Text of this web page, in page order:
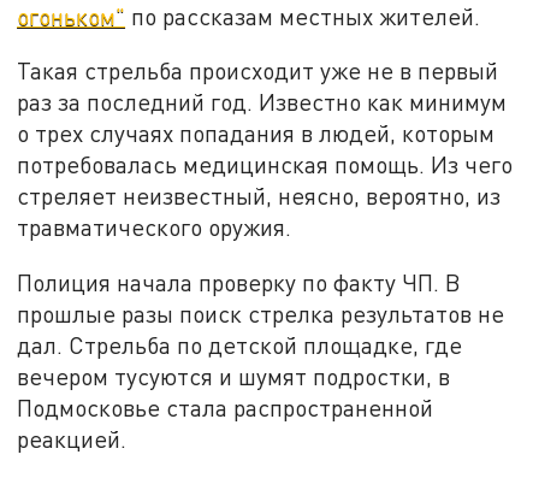
огоньком" по рассказам местных жителей.
Такая стрельба происходит уже не в первый
раз за последний год. Известно как минимум
о трех случаях попадания в людей, которым
потребовалась медицинская помощь. Из чего
стреляет неизвестный, неясно, вероятно, из
травматического оружия.
Полиция начала проверку по факту ЧП. В
прошлые разы поиск стрелка результатов не
дал. Стрельба по детской площадке, где
вечером тусуются и шумят подростки, в
Подмосковье стала распространенной
реакцией.